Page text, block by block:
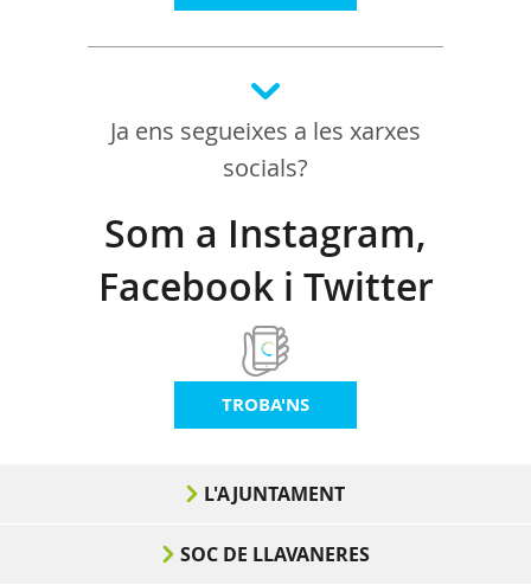
Ja ens segueixes a les xarxes
socials?
Som a Instagram,
Facebook i Twitter
TROBA'NS
L'AJUNTAMENT
SOC DE LLAVANERES